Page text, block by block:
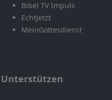
Bibel TV Impuls
EchtJetzt
MeinGottesdienst
Unterstützen